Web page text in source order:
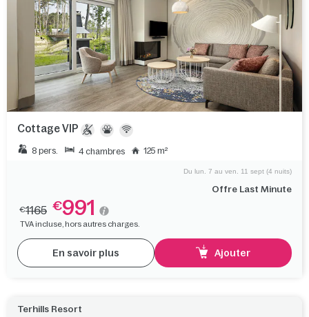
Cottage VIP
8 pers. 4 chambres 125 m²
Offre Last Minute
Du lun. 7 au ven. 11 sept (4 nuits)
€1165 €991
TVA incluse, hors autres charges.
En savoir plus Ajouter
Terhills Resort